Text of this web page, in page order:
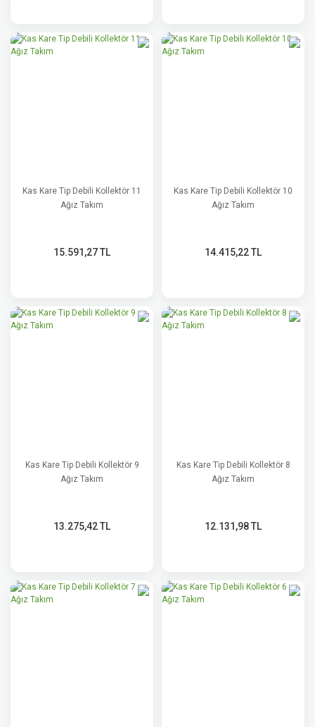
Kas Kare Tip Debili Kollektör 11
Ağız Takım
15.591,27 TL
Kas Kare Tip Debili Kollektör 10
Ağız Takım
14.415,22 TL
Kas Kare Tip Debili Kollektör 9
Ağız Takım
13.275,42 TL
Kas Kare Tip Debili Kollektör 8
Ağız Takım
12.131,98 TL